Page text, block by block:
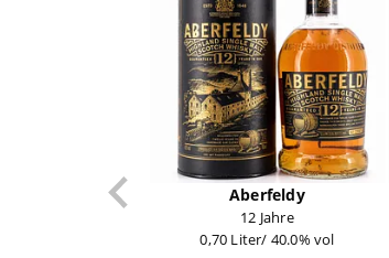
Aberfeldy
12 Jahre
0,70 Liter/ 40.0% vol